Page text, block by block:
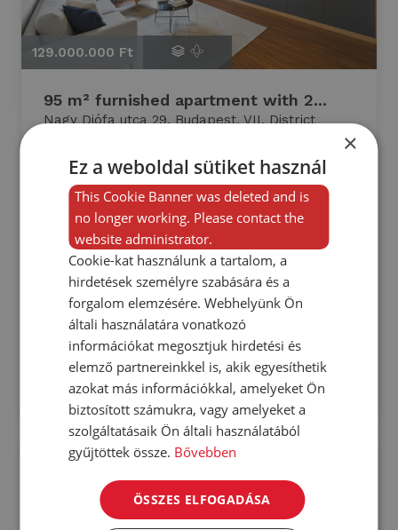
129.000.000 Ft
95 m² furnished apartment with 2...
Nagy Diófa utca 29, Budapest, VII. District
Bathrooms
2 Bedrooms| Apartment|95 m2
RMXH-92EF7A
Vilmos Gyenizse
RE/MAX Go
+36204774912
SAVE MORE DETAILS
×
Ez a weboldal sütiket használ
This Cookie Banner was deleted and is
no longer working. Please contact the
website administrator.
Cookie-kat használunk a tartalom, a
hirdetések személyre szabására és a
forgalom elemzésére. Webhelyünk Ön
általi használatára vonatkozó
információkat megosztjuk hirdetési és
elemző partnereinkkel is, akik egyesíthetik
azokat más információkkal, amelyeket Ön
biztosított számukra, vagy amelyeket a
szolgáltatásaik Ön általi használatából
gyűjtöttek össze. Bővebben
ÖSSZES ELFOGADÁSA